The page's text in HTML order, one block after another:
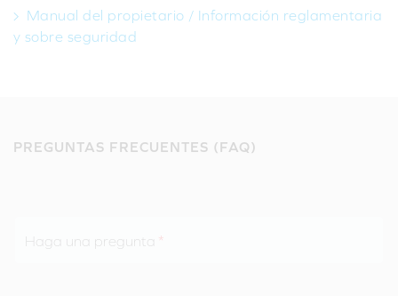
Manual del propietario / Información reglamentaria
y sobre seguridad
PREGUNTAS FRECUENTES (FAQ)
Haga una pregunta